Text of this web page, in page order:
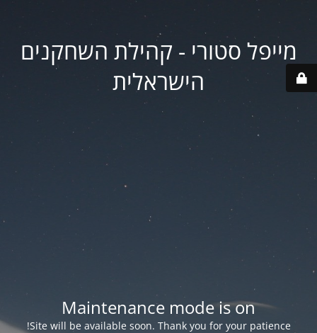
מייפל סטורי - קהילת השחקנים
הישראלית
Maintenance mode is on
Site will be available soon. Thank you for your patience!